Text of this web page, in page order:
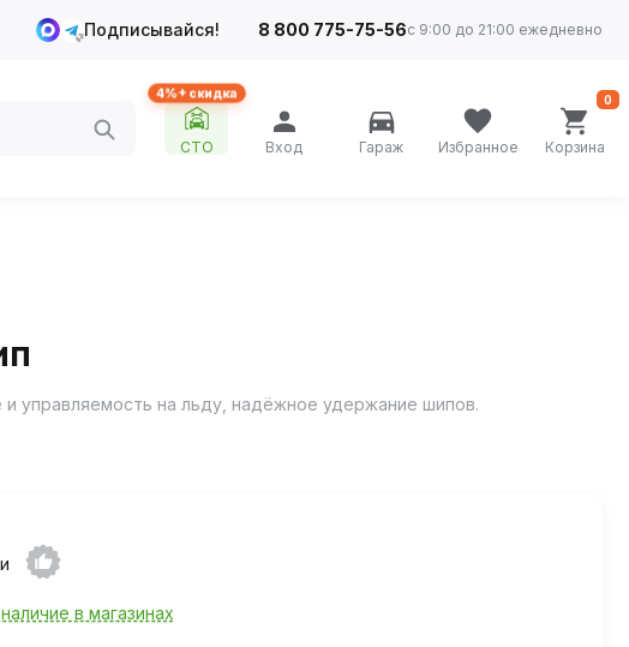
Подписывайся! 8 800 775-75-56с 9:00 до 21:00 ежедневно
4%+ скидка
СТО Вход Гараж Избранное Корзина
0
управляемость на льду, надёжное удержание шипов.
в магазинах